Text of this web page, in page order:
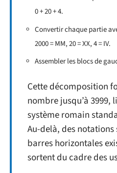
0 + 20 + 4.
Convertir chaque partie
2000 = MM, 20 = XX, 4 = IV.
Assembler les blocs de
Cette décomposition
nombre jusqu’à 3999,
système romain
Au-delà, des notations
barres horizontales
sortent du cadre des